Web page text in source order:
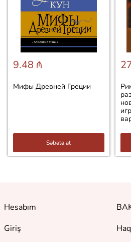
9.48 ₼
Мифы Древней Греции
Səbətə at
Hesabım
Giriş